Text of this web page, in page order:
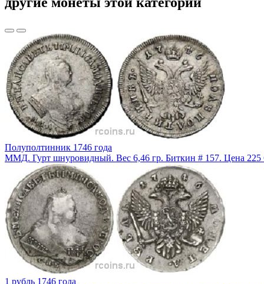
Полуполтинник 1746 года
ММД. Гурт шнуровидный. Вес 6,46 гр. Биткин # 157. Цена 225
1 рубль 1746 года